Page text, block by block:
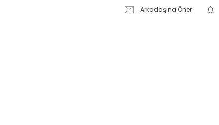
Arkadaşına Öner